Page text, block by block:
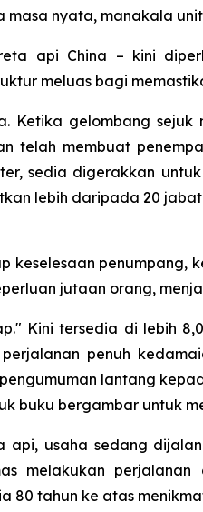
nyata, manakala
api China – kini
meluas bagi
Ketika gelombang
telah membuat
sedia digerakkan
lebih daripada 20
keselesaan
jutaan orang,
Kini tersedia di lebih
penuh
lantang
buku bergambar untuk
usaha sedang
melakukan
80 tahun ke atas